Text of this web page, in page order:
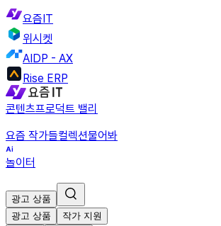
요즘IT
위시켓
AIDP - AX
Rise ERP
콘텐츠프로덕트 밸리
요즘 작가들컬렉션물어봐
놀이터
광고 상품
광고 상품
작가 지원